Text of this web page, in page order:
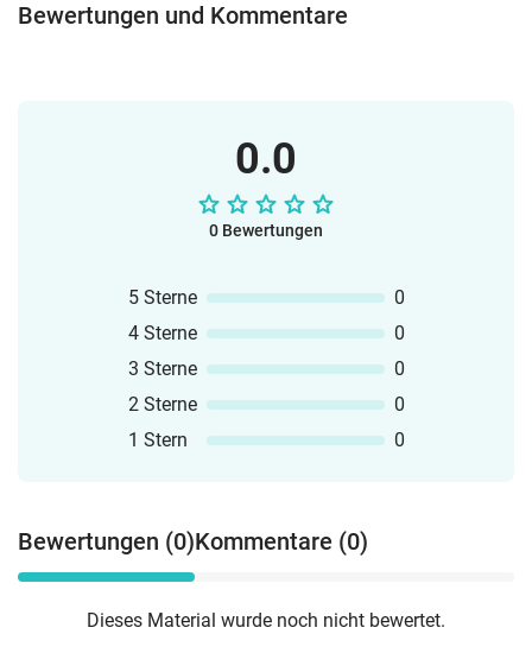
geeignet sind - oft auch mit Lösungen in
Bewertungen und Kommentare
0.0
0 Bewertungen
5 Sterne
0
4 Sterne
0
3 Sterne
0
2 Sterne
0
1 Stern
0
Bewertungen (0)Kommentare (0)
Dieses Material wurde noch nicht bewertet.